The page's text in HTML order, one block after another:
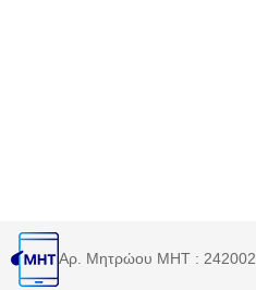
Αρ. Μητρώου MHT : 242002